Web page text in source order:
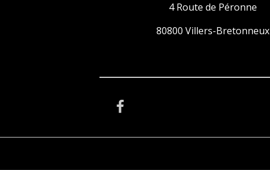
4 Route de Péronne
80800 Villers-Bretonneux